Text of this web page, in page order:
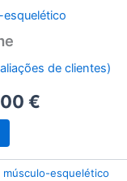
de clientes)
€
atual
músculo-esquelético